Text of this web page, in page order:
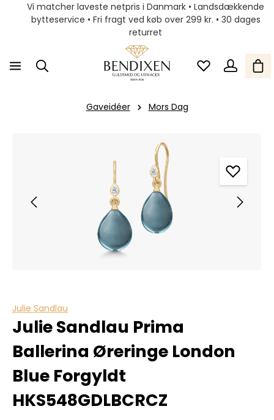
Vi matcher laveste netpris i Danmark • Landsdækkende
bytteservice • Fri fragt ved køb over 299 kr. • 30 dages
returret
Gaveidéer Mors Dag
Julie Sandlau
Julie Sandlau Prima
Ballerina Øreringe London
Blue Forgyldt
HKS548GDLBCRCZ